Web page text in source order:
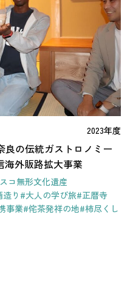
2023年度
の伝統ガストロノミー
外販路拡大事業
コ無形文化遺産
り #大人の学び旅#正暦寺
事業#侘茶発祥の地#柿尽くし